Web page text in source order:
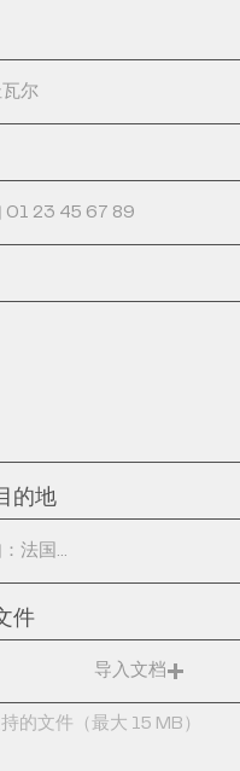
件
导入文档
的文件（最大 15 MB）
的地